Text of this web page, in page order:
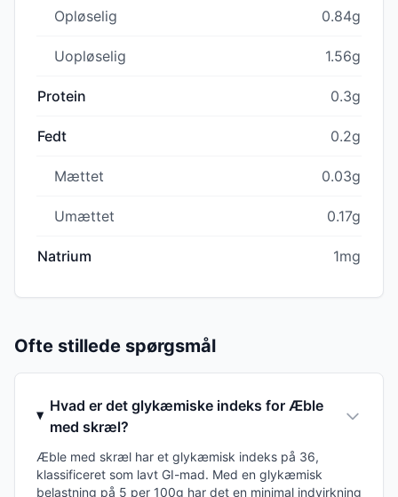
Opløselig 0.84g
Uopløselig 1.56g
Protein 0.3g
Fedt 0.2g
Mættet 0.03g
Umættet 0.17g
Natrium 1mg
Ofte stillede spørgsmål
Hvad er det glykæmiske indeks for Æble
med skræl?
Æble med skræl har et glykæmisk indeks på 36,
klassificeret som lavt GI-mad. Med en glykæmisk
belastning på 5 per 100g har det en minimal indvirkning